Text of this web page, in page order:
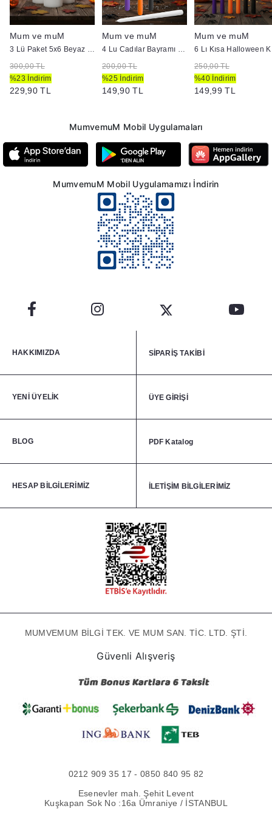
Mum ve muM
3 Lü Paket 5x6 Beyaz Renk Mum
300,00 TL
%23 İndirim
229,90 TL
Mum ve muM
4 Lu Cadılar Bayramı Renkli Konik Şamdan Mum
200,00 TL
%25 İndirim
149,90 TL
Mum ve muM
250,00 TL
%40 İndirim
149,99 TL
MumvemuM Mobil Uygulamaları
MumvemuM Mobil Uygulamamızı İndirin
HAKKIMIZDA SİPARİŞ TAKİBİ
YENİ ÜYELİK ÜYE GİRİŞİ
BLOG PDF Katalog
HESAP BİLGİLERİMİZ İLETİŞİM BİLGİLERİMİZ
MUMVEMUM BİLGİ TEK. VE MUM SAN. TİC. LTD. ŞTİ.
Güvenli Alışveriş
0212 909 35 17 - 0850 840 95 82
Esenevler mah. Şehit Levent
Kuşkapan Sok No :16a Ümraniye / İSTANBUL